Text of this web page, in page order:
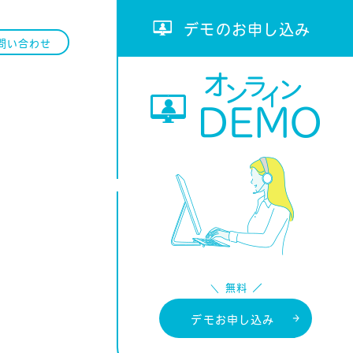
い合わせ
デモのお申し込み
デモお申し込み